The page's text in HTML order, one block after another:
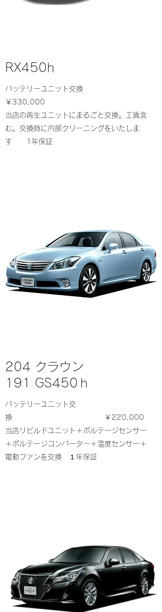
RX450h
バッテリーユニット交換
￥330,000
当店の再生ユニットにまるごと交換。工賃含
む。交換時に内部クリーニングをいたしま
す 1年保証
204 クラウン
191 GS450ｈ
バッテリーユニット交
換 ￥220,000
当店リビルドユニット＋ボルテージセンサー
＋ボルテージコンバーター＋温度センサー＋
電動ファンを交換 １年保証